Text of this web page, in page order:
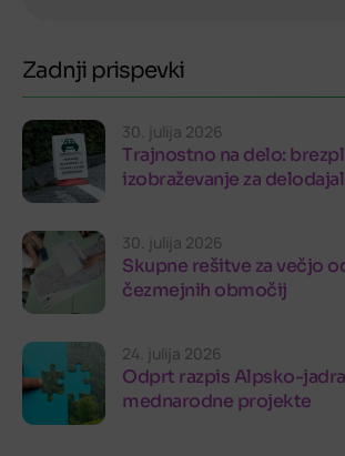
Zadnji prispevki
30. julija 2026
Trajnostno na delo:
izobraževanje za
30. julija 2026
Skupne rešitve za večjo
čezmejnih območij
24. julija 2026
Odprt razpis Alpsko-
mednarodne projekte